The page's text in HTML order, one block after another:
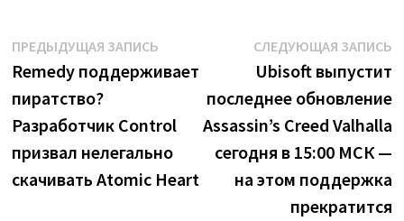
Навигация
по
записям
ПРЕДЫДУЩАЯ ЗАПИСЬПредыдущая
запись:
Remedy поддерживает
пиратство?
Разработчик Control
призвал нелегально
скачивать Atomic Heart
СЛЕДУЮЩАЯ ЗАПИСЬ
Ubisoft выпустит
последнее обновление
Assassin’s Creed Valhalla
сегодня в 15:00 МСК —
на этом поддержка
прекратится